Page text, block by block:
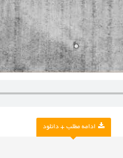
ادامه مطلب + دانلود